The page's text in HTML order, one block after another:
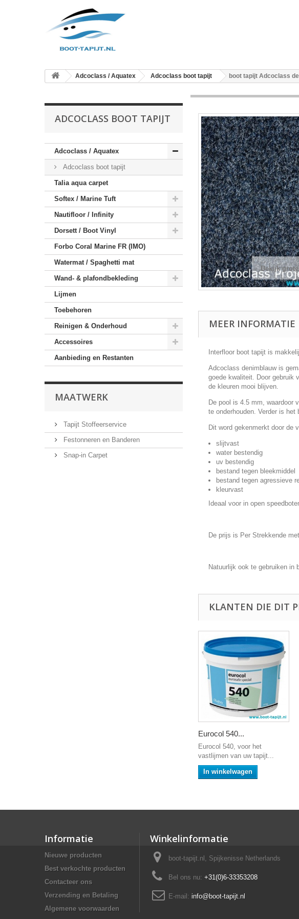
Adcoclass / Aquatex Adcoclass boot tapijt boot tapijt Adcoclass
ADCOCLASS BOOT TAPIJT
Adcoclass / Aquatex
Adcoclass boot tapijt
Talia aqua carpet
Softex / Marine Tuft
Nautifloor / Infinity
Dorsett / Boot Vinyl
Forbo Coral Marine FR (IMO)
Watermat / Spaghetti mat
Wand- & plafondbekleding
Lijmen
Toebehoren
Reinigen & Onderhoud
Accessoires
Aanbieding en Restanten
MAATWERK
Tapijt Stoffeerservice
Festonneren en Banderen
Snap-in Carpet
Bekijk
MEER INFORMATIE
Interfloor boot tapijt is
Adcoclass denimblauw is
goede kwaliteit. Door gebruik
de kleuren mooi blijven.
De pool is 4.5 mm, waardoor
te onderhouden. Verder is het
Dit word gekenmerkt door de
slijtvast
water bestendig
uv bestendig
bestand tegen bleekmiddel
bestand tegen agressieve
kleurvast
Ideaal voor in open
De prijs is Per Strekkende
Natuurlijk ook te gebruiken in
KLANTEN DIE DIT
Eurocol 540...
Eurocol 540, voor het
vastlijmen van uw tapijt...
In winkelwagen
Informatie
Nieuwe producten
Best verkochte producten
Contacteer ons
Verzending en Betaling
Algemene voorwaarden
Winkelinformatie
boot-tapijt.nl, Spijkenisse Netherlands
Bel ons nu: +31(0)6-33353208
E-mail: info@boot-tapijt.nl